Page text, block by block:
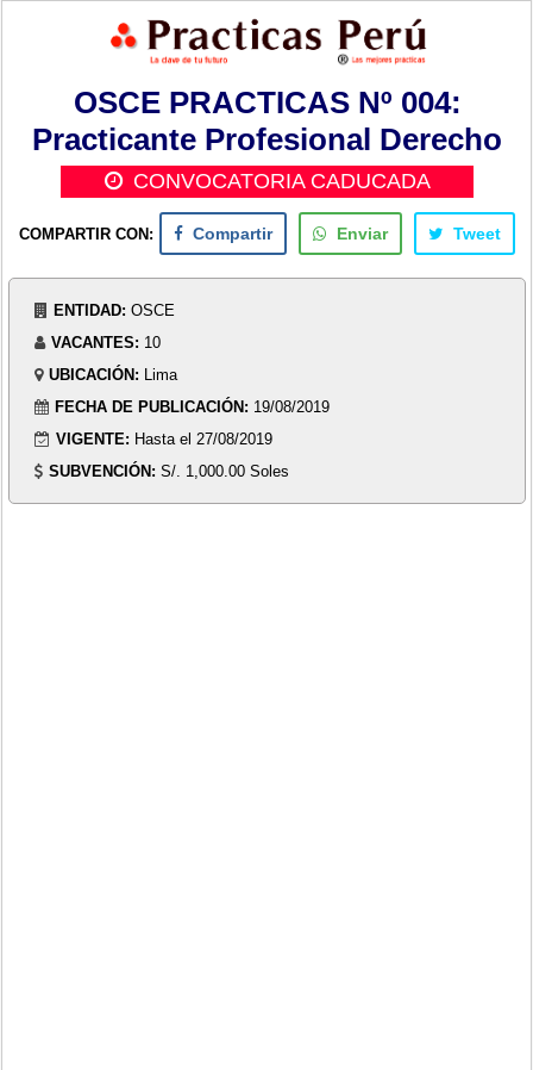
OSCE PRACTICAS Nº 004:
Practicante Profesional Derecho
CONVOCATORIA CADUCADA
COMPARTIR CON: Compartir Enviar Tweet
ENTIDAD: OSCE
VACANTES: 10
UBICACIÓN:
Lima
FECHA DE PUBLICACIÓN: 19/08/2019
VIGENTE: Hasta el 27/08/2019
SUBVENCIÓN: S/. 1,000.00 Soles